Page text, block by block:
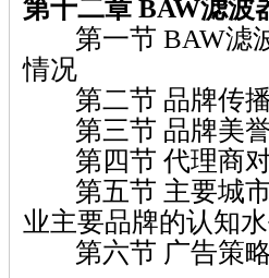
第十二章 BAW滤波
第一节 BAW滤波
情况
第二节 品牌传
第三节 品牌美
第四节 代理商对
第五节 主要城市
业主要品牌的认知
第六节 广告策